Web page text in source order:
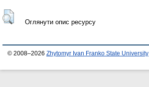
Оглянути опис ресурсу
© 2008–2026 Zhytomyr Ivan Franko State University